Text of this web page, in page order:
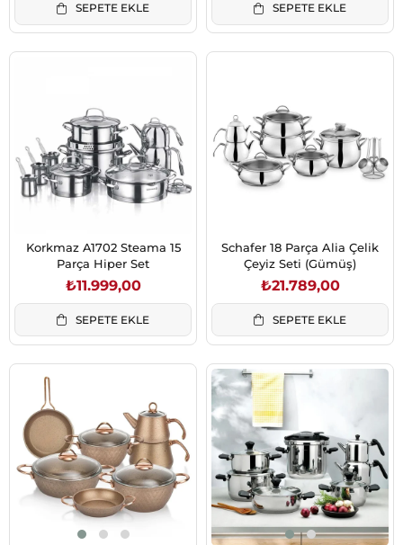
SEPETE EKLE SEPETE EKLE
Korkmaz A1702 Steama 15
Parça Hiper Set
₺11.999,00
SEPETE EKLE
Schafer 18 Parça Alia Çelik
Çeyiz Seti (Gümüş)
₺21.789,00
SEPETE EKLE